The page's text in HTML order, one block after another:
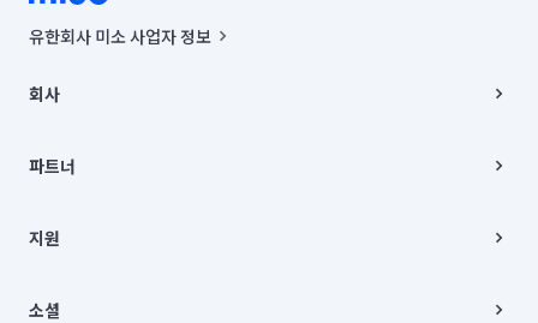
유한회사 미소 사업자 정보
00019 |
주소 | 본사: 서울특별시 종로구 율곡로 6(중학동, 트윈트리빌딩) B동 5층
컨택센터 : 서울특별시 종로구 수송동 율곡로 24, 7층, 8층 미소
상품, 상품정보, 거래에 관한 의무와 책임은 거래당사자에게 있습니다.
언론 보도 관련 문의:
© 유한회사 미소. Miso, Inc. All Rights Reserved.
회사
채용
파트너
이사
지원
이용약관
소셜